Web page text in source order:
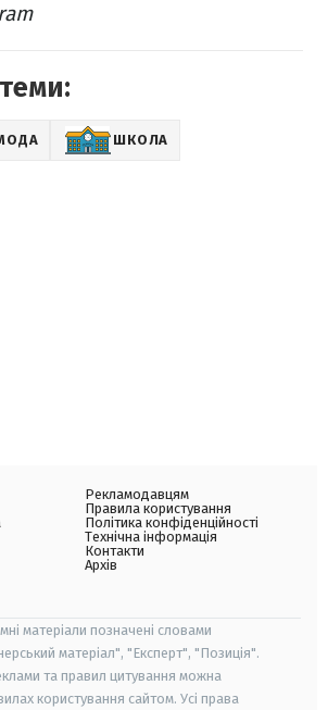
ШКОЛА
Рекламодавцям
Правила користування
Політика конфіденційності
Технічна інформація
Контакти
Архів
матеріали позначені словами
матеріал", "Експерт", "Позиція".
та правил цитування можна
користування сайтом. Усі права